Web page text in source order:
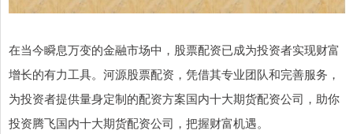
在当今瞬息万变的金融市场中，股票配资已成为投资者实现财富
增长的有力工具。河源股票配资，凭借其专业团队和完善服务，
为投资者提供量身定制的配资方案国内十大期货配资公司，助你
投资腾飞国内十大期货配资公司，把握财富机遇。